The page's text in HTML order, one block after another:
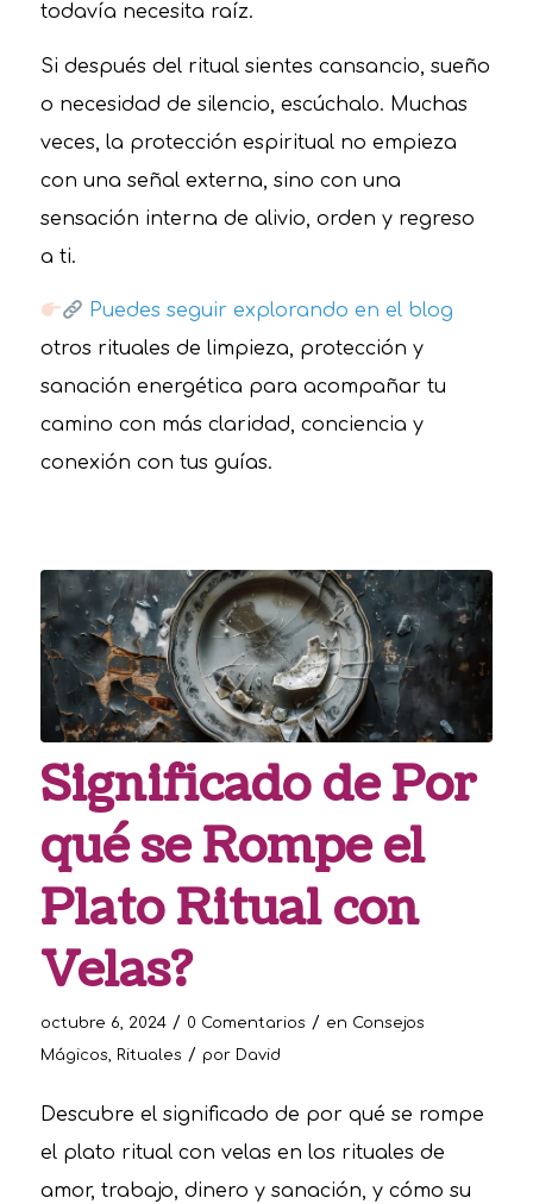
todavía necesita raíz.
Si después del ritual sientes cansancio, sueño
o necesidad de silencio, escúchalo. Muchas
veces, la protección espiritual no empieza
con una señal externa, sino con una
sensación interna de alivio, orden y regreso
a ti.
Puedes seguir explorando en el blog
otros rituales de limpieza, protección y
sanación energética para acompañar tu
camino con más claridad, conciencia y
conexión con tus guías.
Significado de Por
qué se Rompe el
Plato Ritual con
Velas?
octubre 6, 2024 / 0 Comentarios / en Consejos
Mágicos
Rituales / por David
Descubre el significado de por qué se rompe
el plato ritual con velas en los rituales de
amor, trabajo, dinero y sanación, y cómo su